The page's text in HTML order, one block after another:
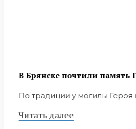
В Брянске почтили память
По традиции у могилы Героя
Читать далее